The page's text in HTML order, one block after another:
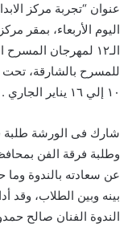
عنوان “تجربة مركز
اليوم الأربعاء، بمقر
الـ١٢ لمهرجان
للمسرح بالشارقة، تحت
١٠ إلي ١٦ يناير الجاري .
شارك فى الورشة طلبة
وطلبة فرقة الفن
عن سعادته بالندوة وما
بينه وبين الطلاب، وقد
الندوة الفنان صالح